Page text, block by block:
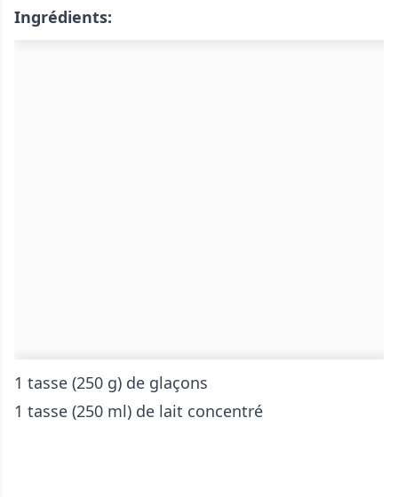
Ingrédients:
1 tasse (250 g) de glaçons
1 tasse (250 ml) de lait concentré